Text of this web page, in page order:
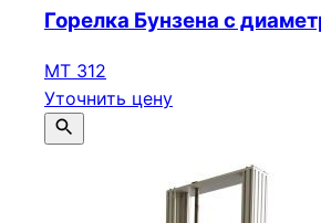
Горелка Бунзена с
МТ 312
Уточнить цену